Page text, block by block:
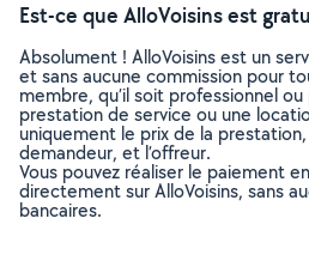
Est-ce que AlloVoisins est
Absolument ! AlloVoisins est un
et sans aucune commission pour
membre, qu’il soit professionnel
prestation de service ou une
uniquement le prix de la
demandeur, et l’offreur.
Vous pouvez réaliser le paiement
directement sur AlloVoisins, sans
bancaires.